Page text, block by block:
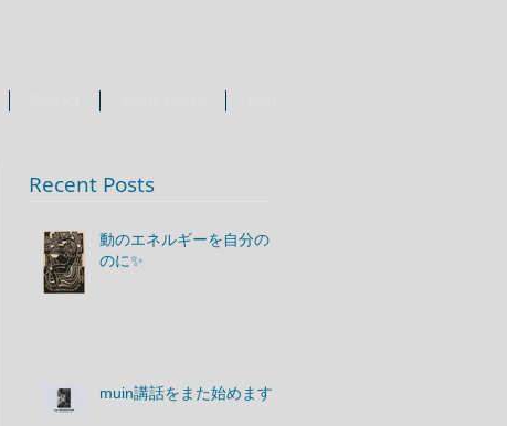
Recent Posts
動のエネルギーを自分のも
のに✨
muin講話をまた始めます♪